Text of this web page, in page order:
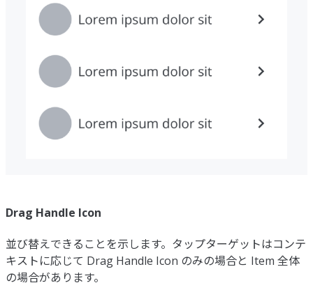
Drag Handle Icon
並び替えできることを示します。タップターゲットはコンテ
キストに応じて Drag Handle Icon のみの場合と Item 全体
の場合があります。